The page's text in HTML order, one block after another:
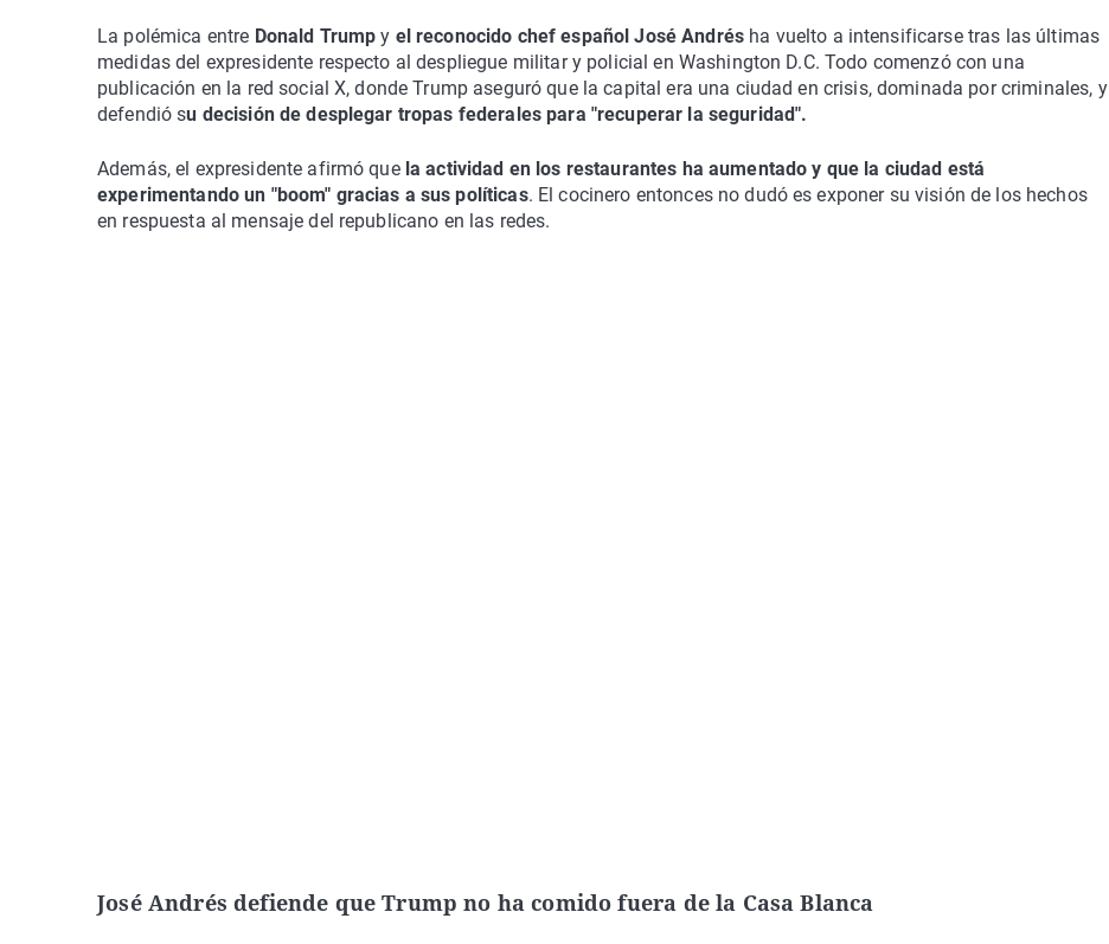
La polémica entre Donald Trumpy el reconocido chef español José Andrés ha vuelto a intensificarse tras las últimas
medidas del expresidente respecto al despliegue militar y policial en Washington D.C. Todo comenzó con una
publicación en la red social X, donde Trump aseguró que la capital era una ciudad en crisis, dominada por criminales, y
defendió su decisión de desplegar tropas federales para "recuperar la seguridad".
Además, el expresidente afirmó que la actividad en los restaurantes ha aumentado y que la ciudad está
experimentando un "boom" gracias a sus políticas. El cocinero entonces no dudó es exponer su visión de los hechos
en respuesta al mensaje del republicano en las redes.
José Andrés defiende que Trump no ha comido fuera de la Casa Blanca